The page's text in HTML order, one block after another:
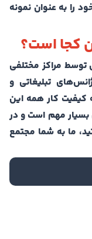
را به عنوان نمونه
کجا است؟
توسط مراکز مختلفی
تبلیغاتی و
کیفیت کار همه این
بسیار مهم است و در
ما به شما مجتمع